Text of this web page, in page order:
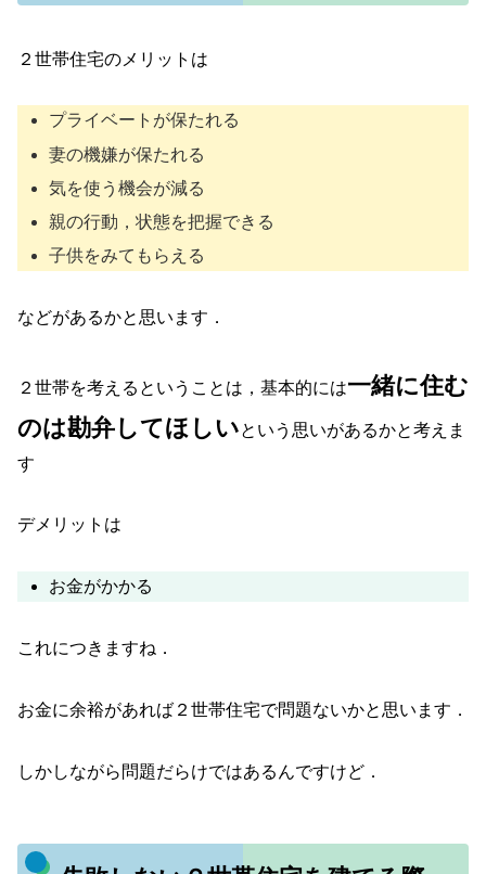
２世帯住宅のメリットは
プライベートが保たれる
妻の機嫌が保たれる
気を使う機会が減る
親の行動，状態を把握できる
子供をみてもらえる
などがあるかと思います．
２世帯を考えるということは，基本的には一緒に住む
のは勘弁してほしいという思いがあるかと考えま
す
デメリットは
お金がかかる
これにつきますね．
お金に余裕があれば２世帯住宅で問題ないかと思います．
しかしながら問題だらけではあるんですけど．